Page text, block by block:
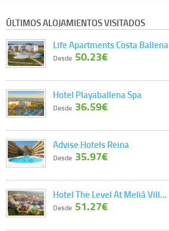
ÚLTIMOS ALOJAMIENTOS VISITADOS
Life Apartments Costa Ballena
Desde 50.23€
Hotel Playaballena Spa
Desde 36.59€
Advise Hotels Reina
Desde 35.97€
Hotel The Level At Meliá Vill…
Desde 51.27€